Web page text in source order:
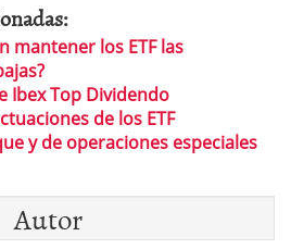
mantener los ETF las
Ibex Top Dividendo
de los ETF
y de operaciones especiales
Autor